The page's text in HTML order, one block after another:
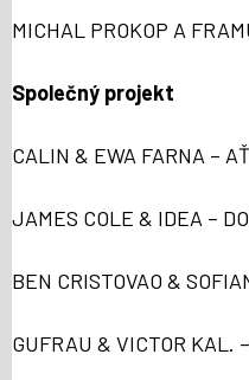
MICHAL PROKOP A
Společný projekt
CALIN & EWA FARNA –
JAMES COLE & IDEA –
BEN CRISTOVAO &
GUFRAU & VICTOR KAL.